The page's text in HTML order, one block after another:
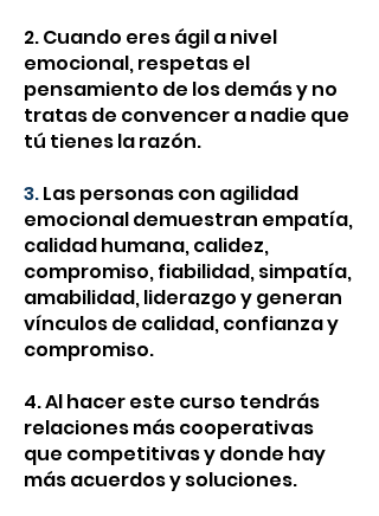
2. Cuando eres ágil a nivel
emocional, respetas el
pensamiento de los demás y no
tratas de convencer a nadie que
tú tienes la razón.
3.Las personas con agilidad
emocional demuestran empatía,
calidad humana, calidez,
compromiso, fiabilidad, simpatía,
amabilidad, liderazgo y generan
vínculos de calidad, confianza y
compromiso.
4. Al hacer este curso tendrás
relaciones más cooperativas
que competitivas y donde hay
más acuerdos y soluciones.